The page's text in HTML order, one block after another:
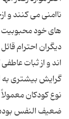
ناامنی می كنند و
های خود محبوبیت
دیگران احترام
اند و از ثبات
گرایش بیشتری به
نوع كودكان
ضعیف النفس بوده